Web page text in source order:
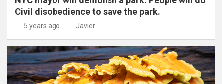
Civil disobedience to save the park.
5 years ago Javier